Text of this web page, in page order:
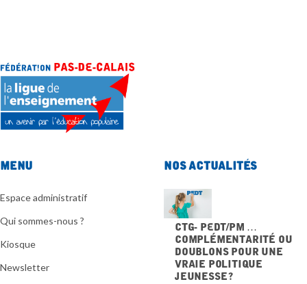
Menu
Espace administratif
Qui sommes-nous ?
Kiosque
Newsletter
Nos actualités
CTG- PEdT/PM …
Complémentarité ou
doublons pour une
vraie politique
jeunesse ?